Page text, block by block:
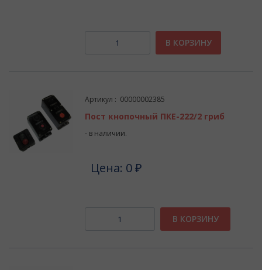
В КОРЗИНУ
Артикул : 00000002385
Пост кнопочный ПКЕ-222/2 гриб
- в наличии.
Цена: 0 ₽
В КОРЗИНУ